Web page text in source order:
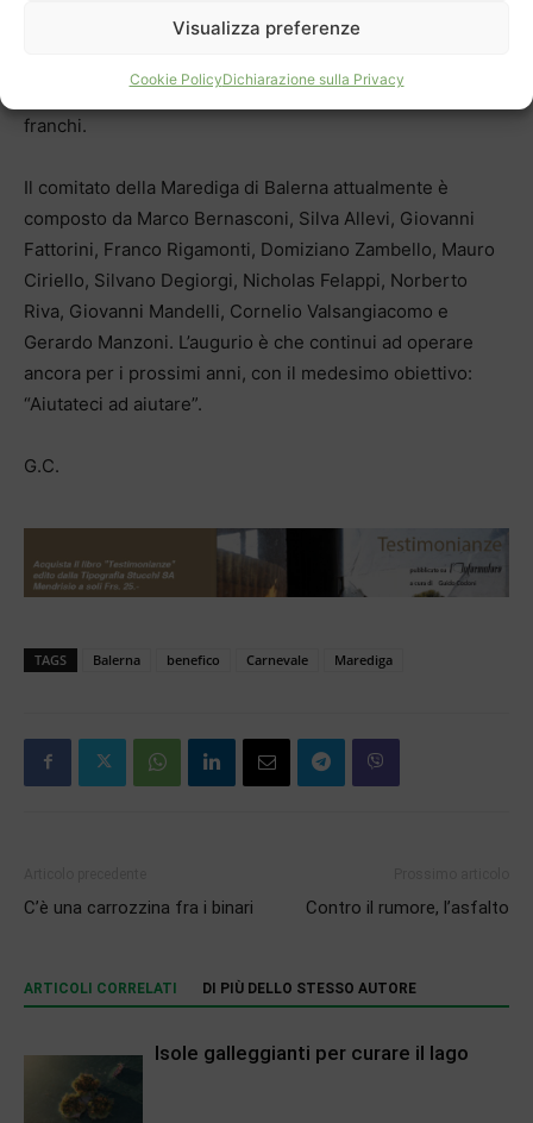
Visualizza preferenze
Cookie PolicyDichiarazione sulla Privacy
Durante questi 40 anni il Carnevale Benefico La
popolazione, ha donato in beneficenza oltre 300’000
franchi.
Il comitato della Marediga di Balerna attualmente è
composto da Marco Bernasconi, Silva Allevi, Giovanni
Fattorini, Franco Rigamonti, Domiziano Zambello, Mauro
Ciriello, Silvano Degiorgi, Nicholas Felappi, Norberto
Riva, Giovanni Mandelli, Cornelio Valsangiacomo e
Gerardo Manzoni. L’augurio è che continui ad operare
ancora per i prossimi anni, con il medesimo obiettivo:
“Aiutateci ad aiutare”.
G.C.
TAGS Balerna benefico Carnevale Marediga
C’è una carrozzina fra i binari Contro il rumore, l’asfalto
ARTICOLI CORRELATI DI PIÙ DELLO STESSO AUTORE
Isole galleggianti per curare il lago